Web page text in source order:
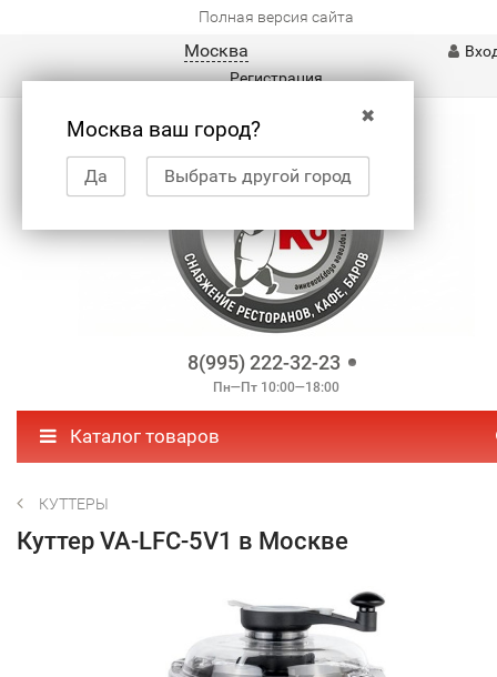
Полная версия сайта
Москва
✖
Москва ваш город?
Да Выбрать другой город
Регистрация
8(995) 222-32-23
Пн—Пт 10:00—18:00
Каталог товаров
КУТТЕРЫ
Куттер VA-LFC-5V1 в Москве